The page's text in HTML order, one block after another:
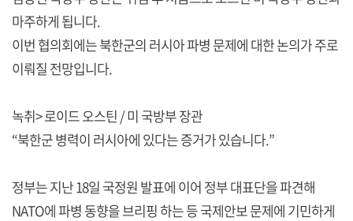
마주하게 됩니다.
이번 협의회에는 북한군의 러시아 파병 문제에 대한 논의가 주로
이뤄질 전망입니다.
녹취> 로이드 오스틴 / 미 국방부 장관
“북한군 병력이 러시아에 있다는 증거가 있습니다.”
정부는 지난 18일 국정원 발표에 이어 정부 대표단을 파견해
NATO에 파병 동향을 브리핑 하는 등 국제안보 문제에 기민하게